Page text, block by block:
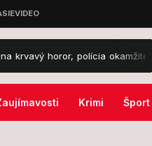
polícia okamžite zasiahla!
Krimi Šport